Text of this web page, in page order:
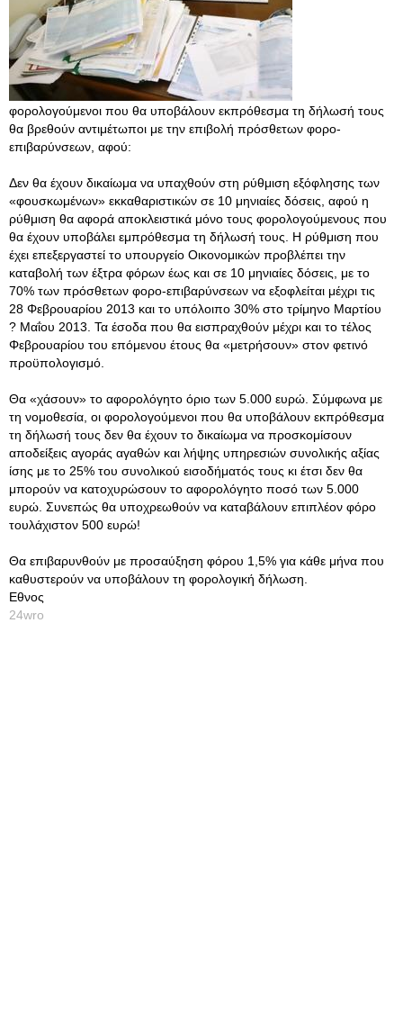
φορολογούμενοι που θα υποβάλουν εκπρόθεσμα τη δήλωσή τους
θα βρεθούν αντιμέτωποι με την επιβολή πρόσθετων φορο-
επιβαρύνσεων, αφού:
Δεν θα έχουν δικαίωμα να υπαχθούν στη ρύθμιση εξόφλησης των
«φουσκωμένων» εκκαθαριστικών σε 10 μηνιαίες δόσεις, αφού η
ρύθμιση θα αφορά αποκλειστικά μόνο τους φορολογούμενους που
θα έχουν υποβάλει εμπρόθεσμα τη δήλωσή τους. Η ρύθμιση που
έχει επεξεργαστεί το υπουργείο Οικονομικών προβλέπει την
καταβολή των έξτρα φόρων έως και σε 10 μηνιαίες δόσεις, με το
70% των πρόσθετων φορο-επιβαρύνσεων να εξοφλείται μέχρι τις
28 Φεβρουαρίου 2013 και το υπόλοιπο 30% στο τρίμηνο Μαρτίου
? Μαΐου 2013. Τα έσοδα που θα εισπραχθούν μέχρι και το τέλος
Φεβρουαρίου του επόμενου έτους θα «μετρήσουν» στον φετινό
προϋπολογισμό.
Θα «χάσουν» το αφορολόγητο όριο των 5.000 ευρώ. Σύμφωνα με
τη νομοθεσία, οι φορολογούμενοι που θα υποβάλουν εκπρόθεσμα
τη δήλωσή τους δεν θα έχουν το δικαίωμα να προσκομίσουν
αποδείξεις αγοράς αγαθών και λήψης υπηρεσιών συνολικής αξίας
ίσης με το 25% του συνολικού εισοδήματός τους κι έτσι δεν θα
μπορούν να κατοχυρώσουν το αφορολόγητο ποσό των 5.000
ευρώ. Συνεπώς θα υποχρεωθούν να καταβάλουν επιπλέον φόρο
τουλάχιστον 500 ευρώ!
Θα επιβαρυνθούν με προσαύξηση φόρου 1,5% για κάθε μήνα που
καθυστερούν να υποβάλουν τη φορολογική δήλωση.
Εθνος
24wro